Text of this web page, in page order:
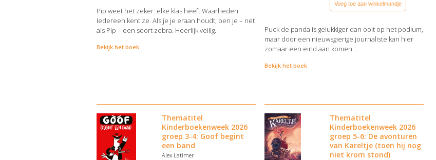
Pip weet het zeker: elke klas heeft Waarheden.
Iedereen kent ze. Als je je eraan houdt, ben je – net
als Pip – een soort zebra. Heerlijk veilig.
Bekijk het boek
Voeg toe aan winkelmandje
Puck de panda is gelukkiger dan ooit op het podium,
maar door een nieuwsgierige journaliste kan hier
zomaar een eind aan komen…
Bekijk het boek
Thematitel
Kinderboekenweek 2026
groep 3-4: Goof begint
een band
Alex Latimer
Thematitel
Kinderboekenweek 2026
groep 5-6: De avonturen
van Kareltje (toen hij nog
niet krom stond)